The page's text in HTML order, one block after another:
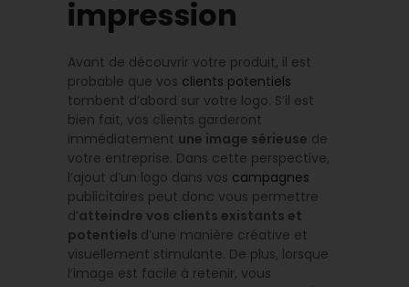
impression
Avant de découvrir votre produit, il est
probable que vos clients potentiels
tombent d’abord sur votre logo. S’il est
bien fait, vos clients garderont
immédiatement une image sérieuse de
votre entreprise. Dans cette perspective,
l’ajout d’un logo dans vos campagnes
publicitaires peut donc vous permettre
d’atteindre vos clients existants et
potentiels d’une manière créative et
visuellement stimulante. De plus, lorsque
l’image est facile à retenir, vous